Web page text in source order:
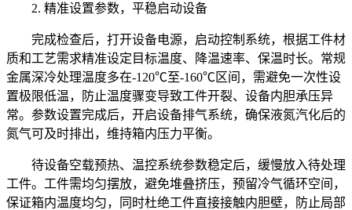
2. 精准设置参数，平稳启动设备
完成检查后，打开设备电源，启动控制系统，根据工件材
质和工艺需求精准设定目标温度、降温速率、保温时长。常规
金属深冷处理温度多在-120℃至-160℃区间，需避免一次性设
置极限低温，防止温度骤变导致工件开裂、设备内胆承压异
常。参数设置完成后，开启设备排气系统，确保液氮汽化后的
氮气可及时排出，维持箱内压力平衡。
待设备空载预热、温控系统参数稳定后，缓慢放入待处理
工件。工件需均匀摆放，避免堆叠挤压，预留冷气循环空间，
保证箱内温度均匀，同时杜绝工件直接接触内胆壁，防止局部